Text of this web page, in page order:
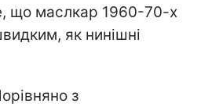
що маслкар 1960-70-х
як нинішні
з